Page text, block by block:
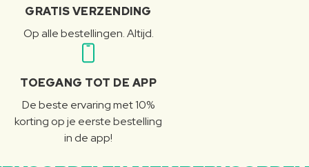
GRATIS VERZENDING
Op alle bestellingen. Altijd.
TOEGANG TOT DE APP
De beste ervaring met 10%
korting op je eerste bestelling
in de app!